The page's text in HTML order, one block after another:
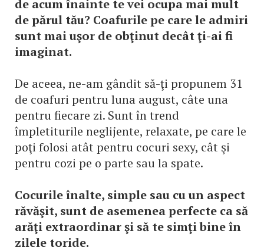
de acum înainte te vei ocupa mai mult
de părul tău? Coafurile pe care le admiri
sunt mai uşor de obţinut decât ţi-ai fi
imaginat.
De aceea, ne-am gândit să-ţi propunem 31
de coafuri pentru luna august, câte una
pentru fiecare zi. Sunt în trend
împletiturile neglijente, relaxate, pe care le
poţi folosi atât pentru cocuri sexy, cât şi
pentru cozi pe o parte sau la spate.
Cocurile înalte, simple sau cu un aspect
răvăşit, sunt de asemenea perfecte ca să
arăţi extraordinar şi să te simţi bine în
zilele toride.